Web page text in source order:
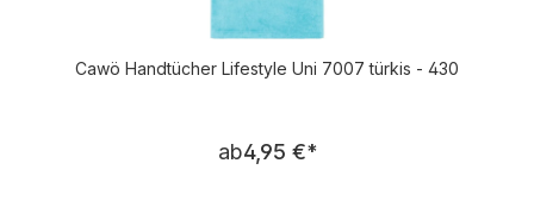
Cawö Handtücher Lifestyle Uni 7007 türkis - 430
Regulärer Preis:
ab4,95 €*